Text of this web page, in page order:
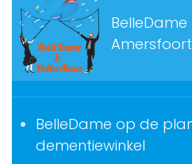
BelleDame
Amersfoort
BelleDame op de
dementiewinkel